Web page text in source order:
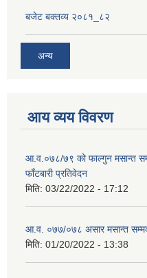
बजेट बक्तव्य २०८१_८२
अन्य
आय व्यय विवरण
आ.व.०७८/७९ को फाल्गुन मसान्त
फाँटबारी प्रतिवेदन
मिति: 03/22/2022 - 17:12
आ.व. ०७७/०७८ असार मसान्त
मिति: 01/20/2022 - 13:38